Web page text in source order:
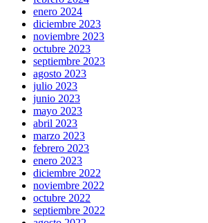
enero 2024
diciembre 2023
noviembre 2023
octubre 2023
septiembre 2023
agosto 2023
julio 2023
junio 2023
mayo 2023
abril 2023
marzo 2023
febrero 2023
enero 2023
diciembre 2022
noviembre 2022
octubre 2022
septiembre 2022